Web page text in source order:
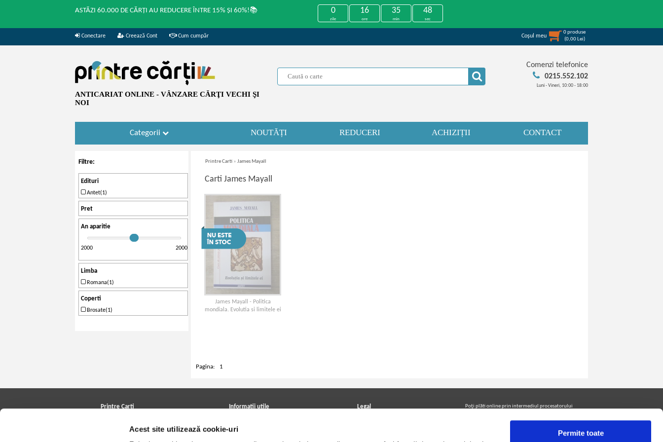
Acest site utilizează cookie-uri
Permite toate
ASTĂZI 60.000 DE CĂRȚI AU REDUCERE ÎNTRE 15% ȘI 60%!📚 0
zile
16
ore
35
min
48
sec
Conectare Creează Cont Cum cumpăr Coşul meu
0produse
(0,00 Lei)
ANTICARIAT ONLINE - VÂNZARE CĂRŢI VECHI ŞI
NOI
Comenzi telefonice
0215.552.102
Luni - Vineri, 10:00 - 18:00
Categorii NOUTĂȚI REDUCERI ACHIZIȚII CONTACT
Filtre:
Edituri
Antet(1)
Pret
An aparitie
2000 2000
Limba
Romana(1)
Coperti
Brosate(1)
Printre Carti » James Mayall
Carti James Mayall
James Mayall - Politica
mondiala. Evolutia si limitele ei
Pagina: 1
Printre Carti Informatii utile
Achizitii viniluri, casete, CD/DVD
Legal
Poţi plăti online prin intermediul procesatorului